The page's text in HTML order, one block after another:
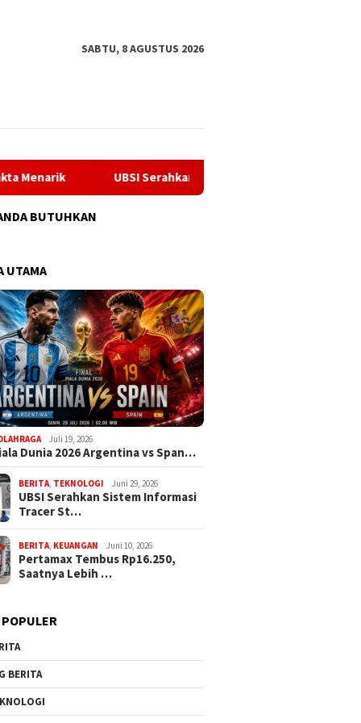
SABTU, 8 AGUSTUS 2026
UBSI Serahkan Sistem Informasi Tracer Study Berbasis Web
BUTUHKAN
UTAMA
Juli 19, 2026
Dunia 2026 Argentina vs Span…
BERITA TEKNOLOGI Juni 29, 2026
UBSI Serahkan Sistem Informasi
Tracer St…
BERITA KEUANGAN Juni 10, 2026
Pertamax Tembus Rp16.250,
Saatnya Lebih …
BERITA